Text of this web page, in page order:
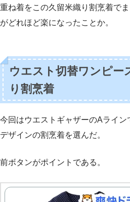
重ね着をこの久留米織り割烹着で
がどれほど楽になったことか。
ウエスト切替ワンピー
り割烹着
今回はウエストギャザーのAライ
デザインの割烹着を選んだ。
前ボタンがポイントである。